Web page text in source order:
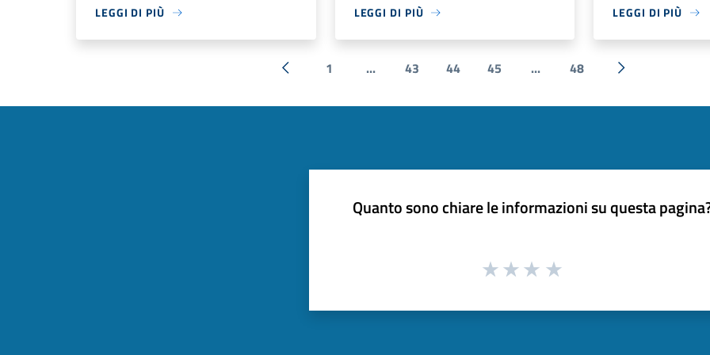
LEGGI DI PIÙ LEGGI DI PIÙ LEGGI DI PIÙ
« Precedente
1 ... 43 44 45 ... 48
Successiva »
Quanto sono chiare le informazioni su questa